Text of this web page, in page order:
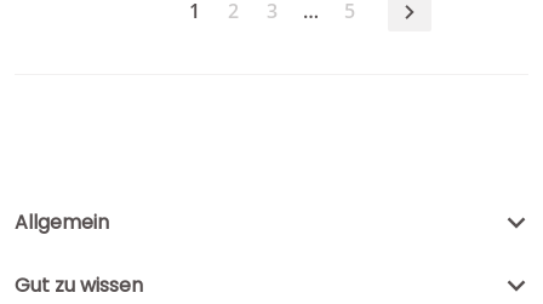
1 2 3 … 5
Allgemein
Gut zu wissen